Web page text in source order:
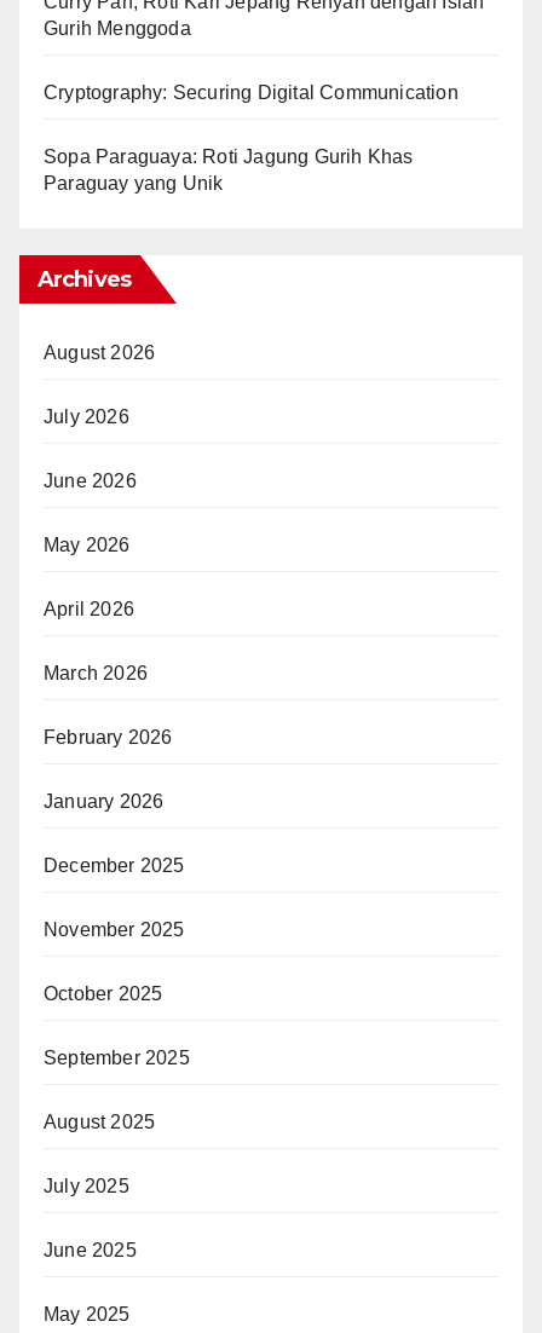
Gurih Menggoda
Cryptography: Securing Digital Communication
Sopa Paraguaya: Roti Jagung Gurih Khas
Paraguay yang Unik
Archives
August 2026
July 2026
June 2026
May 2026
April 2026
March 2026
February 2026
January 2026
December 2025
November 2025
October 2025
September 2025
August 2025
July 2025
June 2025
May 2025